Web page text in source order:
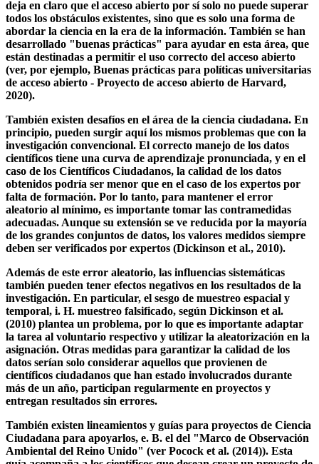
abierto puede que todavía existan barreras, por ejemplo,
censura, barreras del idioma, problemas de "accesibilidad" o
incluso la falta de acceso a Internet (Suber, 2007). Este hecho
deja en claro que el acceso abierto por sí solo no puede superar
todos los obstáculos existentes, sino que es solo una forma de
abordar la ciencia en la era de la información. También se han
desarrollado "buenas prácticas" para ayudar en esta área, que
están destinadas a permitir el uso correcto del acceso abierto
(ver, por ejemplo, Buenas prácticas para políticas universitarias
de acceso abierto - Proyecto de acceso abierto de Harvard,
2020).
También existen desafíos en el área de la ciencia ciudadana. En
principio, pueden surgir aquí los mismos problemas que con la
investigación convencional. El correcto manejo de los datos
científicos tiene una curva de aprendizaje pronunciada, y en el
caso de los Científicos Ciudadanos, la calidad de los datos
obtenidos podría ser menor que en el caso de los expertos por
falta de formación. Por lo tanto, para mantener el error
aleatorio al mínimo, es importante tomar las contramedidas
adecuadas. Aunque su extensión se ve reducida por la mayoría
de los grandes conjuntos de datos, los valores medidos siempre
deben ser verificados por expertos (Dickinson et al., 2010).
Además de este error aleatorio, las influencias sistemáticas
también pueden tener efectos negativos en los resultados de la
investigación. En particular, el sesgo de muestreo espacial y
temporal, i. H. muestreo falsificado, según Dickinson et al.
(2010) plantea un problema, por lo que es importante adaptar
la tarea al voluntario respectivo y utilizar la aleatorización en la
asignación. Otras medidas para garantizar la calidad de los
datos serían solo considerar aquellos que provienen de
científicos ciudadanos que han estado involucrados durante
más de un año, participan regularmente en proyectos y
entregan resultados sin errores.